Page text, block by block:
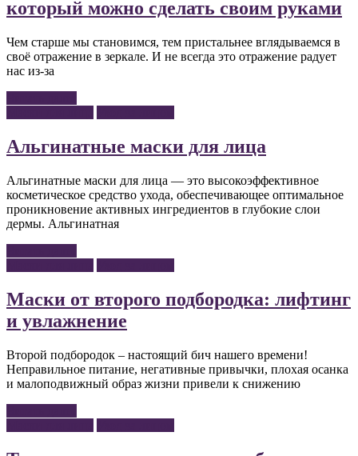
который можно сделать своим руками
Чем старше мы становимся, тем пристальнее вглядываемся в
своё отражение в зеркале. И не всегда это отражение радует
нас из-за
Альгинатные маски для лица
Альгинатные маски для лица — это высокоэффективное
косметическое средство ухода, обеспечивающее оптимальное
проникновение активных ингредиентов в глубокие слои
дермы. Альгинатная
Маски от второго подбородка: лифтинг
и увлажнение
Второй подбородок – настоящий бич нашего времени!
Неправильное питание, негативные привычки, плохая осанка
и малоподвижный образ жизни привели к снижению